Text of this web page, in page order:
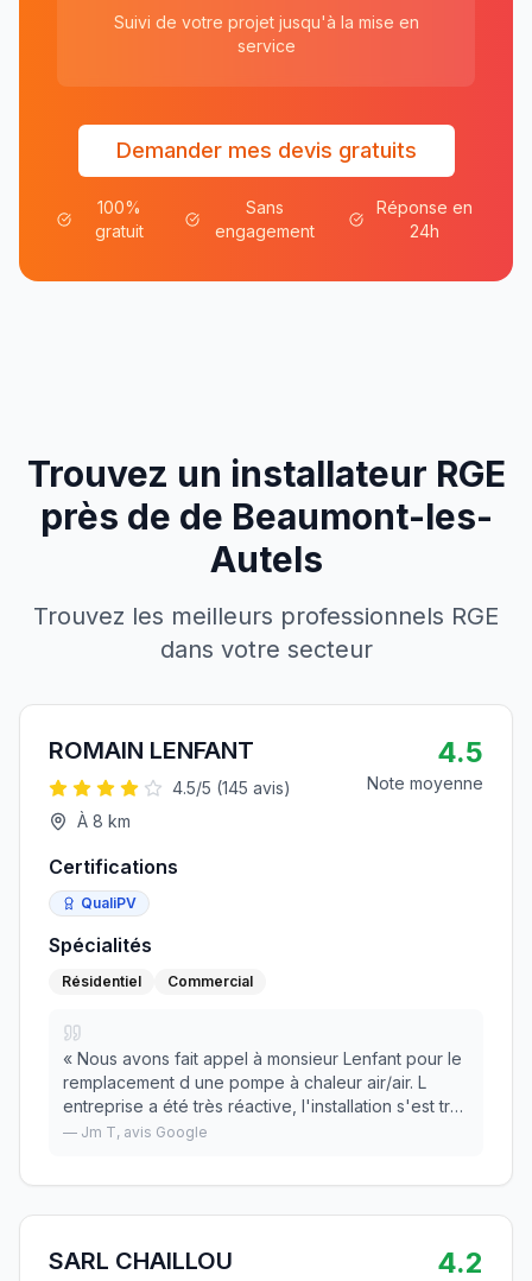
Suivi de votre projet jusqu'à la mise en
service
Demander mes devis gratuits
100%
gratuit
Sans
engagement
Réponse en
24h
Trouvez un installateur RGE
près de de Beaumont-les-
Autels
Trouvez les meilleurs professionnels RGE
dans votre secteur
ROMAIN LENFANT
4.5/5 (145 avis)
À 8 km
4.5
Note moyenne
Certifications
QualiPV
Spécialités
Résidentiel Commercial
« Nous avons fait appel à monsieur Lenfant pour le
remplacement d une pompe à chaleur air/air. L
entreprise a été très réactive, l'installation s'est très
bien déroulée, équipe professionnelle et
— Jm T, avis Google
SARL CHAILLOU 4.2